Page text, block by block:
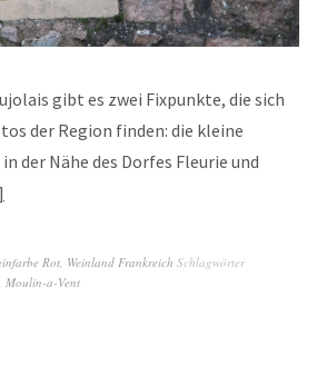
gibt es zwei Fixpunkte, die sich
der Region finden: die kleine
der Nähe des Dorfes Fleurie und
Rot, Weinland Frankreich Schlagwörter
, Moulin-a-Vent